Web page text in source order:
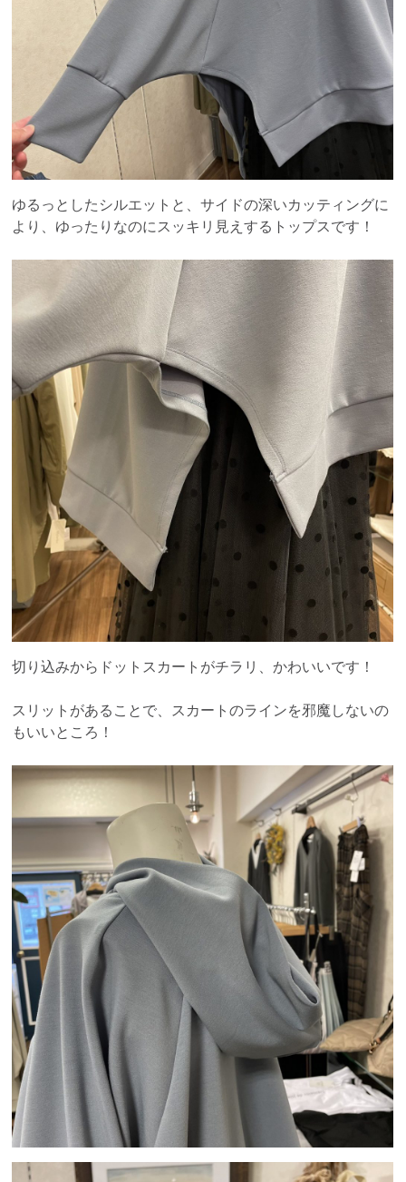
ゆるっとしたシルエットと、サイドの深いカッティングに
より、ゆったりなのにスッキリ見えするトップスです！
切り込みからドットスカートがチラリ、かわいいです！
スリットがあることで、スカートのラインを邪魔しないの
もいいところ！